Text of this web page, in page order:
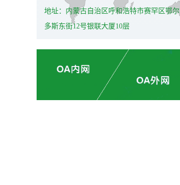
地址：内蒙古自治区呼和浩特市赛罕区鄂尔
多斯东街12号银联大厦10层